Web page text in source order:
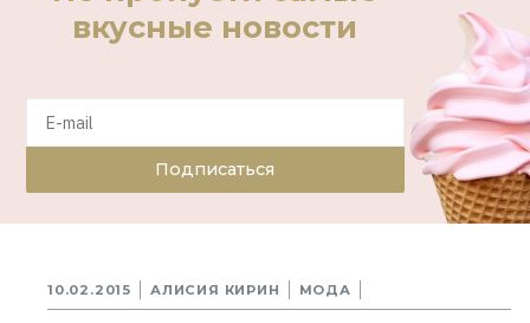
вкусные новости
Подписаться
10.02.2015 АЛИСИЯ КИРИН МОДА